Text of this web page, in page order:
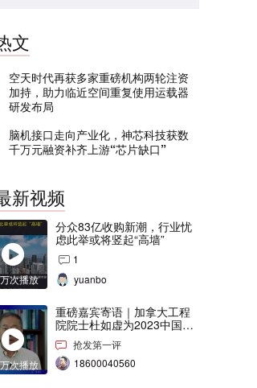
文
空天时代再获多家重磅机构两轮注资
加持，助力临近空间重复使用运载器
研发布局
脑机接口走向产业化，神芯科技获数
千万元融资补齐上游“芯片缺口”
新视频
次播放
分众83亿收购新潮，行业忧
虑此举或将竖起“高墙”
1
yuanbo
次播放
重磅嘉宾寄语｜加拿大工程
院院士杜如虚为2023中国创
交会打Call！
抢发第一评
18600040560